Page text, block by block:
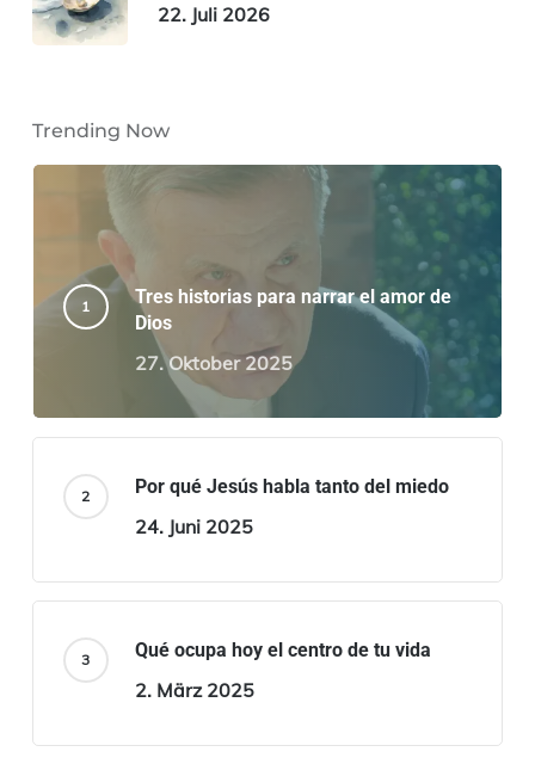
22. Juli 2026
Trending Now
Tres historias para narrar el amor de
Dios
27. Oktober 2025
Por qué Jesús habla tanto del miedo
24. Juni 2025
Qué ocupa hoy el centro de tu vida
2. März 2025